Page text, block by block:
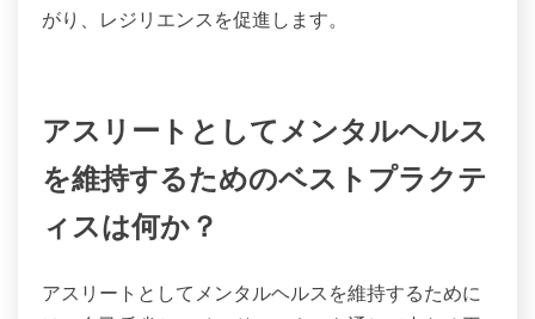
せる重要な役割を果たします。彼らはアスリートが
スリートがパフォーマンスと幸福に集中できるよう
にします。メンターは追加の洞察やライフスキルを
す。彼らは一緒にアスリートが内なる平和を見つ